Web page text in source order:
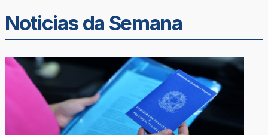
Noticias da Semana